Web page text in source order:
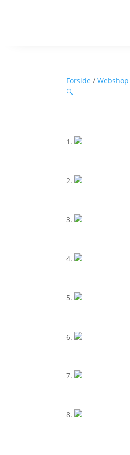
Forside /Webshop
🔍